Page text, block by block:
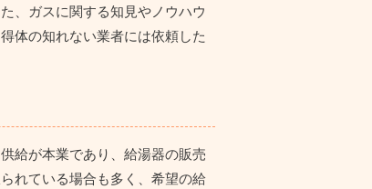
、ガスに関する知見やノウハウ
体の知れない業者には依頼した
給が本業であり、給湯器の販売
れている場合も多く、希望の給